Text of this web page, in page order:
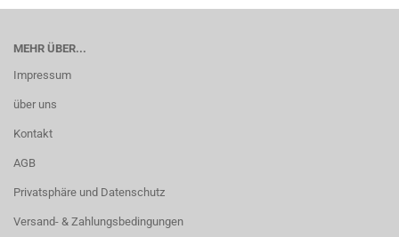
MEHR ÜBER...
Impressum
über uns
Kontakt
AGB
Privatsphäre und Datenschutz
Versand- & Zahlungsbedingungen